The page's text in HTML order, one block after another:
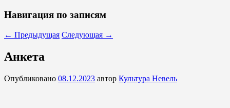
Навигация по записям
← Предыдущая Следующая →
Анкета
Опубликовано 08.12.2023 автор Культура Невель